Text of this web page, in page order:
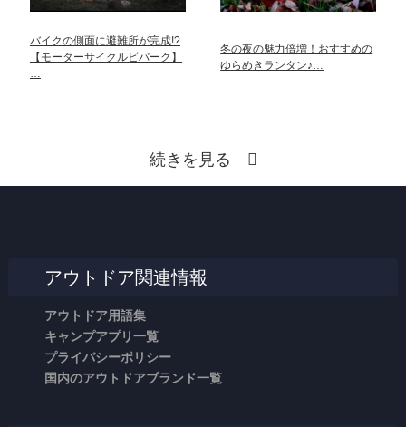
バイクの側面に避難所が完成!?
【モーターサイクルビバーク】
…
冬の夜の魅力倍増！おすすめの
ゆらめきランタン♪…
続きを見る
アウトドア関連情報
アウトドア用語集
キャンプアプリ一覧
プライバシーポリシー
国内のアウトドアブランド一覧